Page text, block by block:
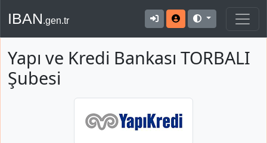
IBAN.gen.tr
Yapı ve Kredi Bankası TORBALI
Şubesi